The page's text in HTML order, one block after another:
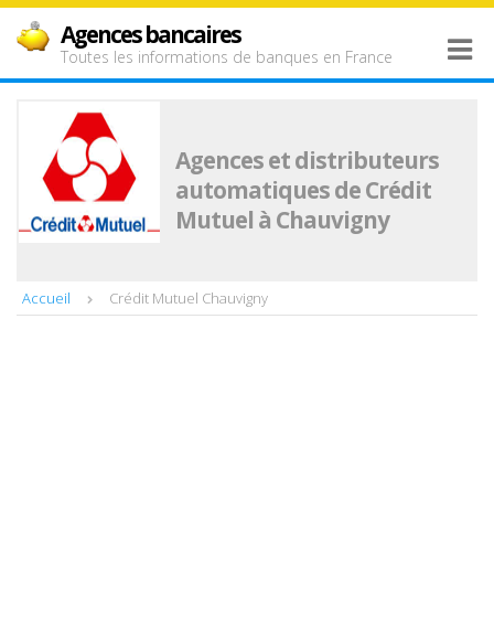
Agences bancaires
Toutes les informations de banques en France
Agences et distributeurs
automatiques de Crédit
Mutuel à Chauvigny
Accueil Crédit Mutuel Chauvigny